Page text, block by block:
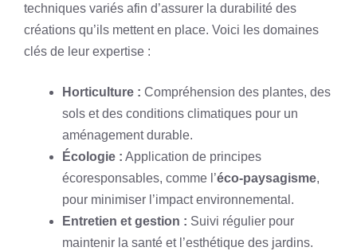
techniques variés afin d’assurer la durabilité des
créations qu’ils mettent en place. Voici les domaines
clés de leur expertise :
Horticulture : Compréhension des plantes, des
sols et des conditions climatiques pour un
aménagement durable.
Écologie : Application de principes
écoresponsables, comme l’éco-paysagisme,
pour minimiser l’impact environnemental.
Entretien et gestion : Suivi régulier pour
maintenir la santé et l’esthétique des jardins.